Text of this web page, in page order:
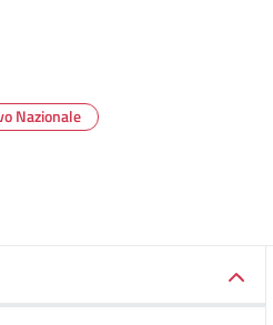
Nazionale